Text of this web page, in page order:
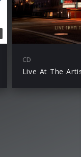
CD
Live At The